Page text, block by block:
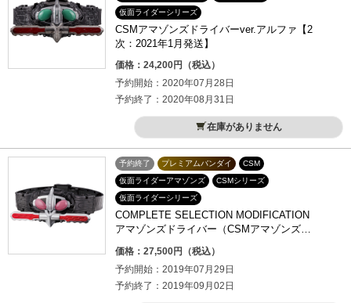
仮面ライダーシリーズ
CSMアマゾンズドライバーver.アルファ【2
次：2021年1月発送】
価格：24,200円（税込）
予約開始：2020年07月28日
予約終了：2020年08月31日
在庫がありません
予約終了 プレミアムバンダイ
CSM
仮面ライダーアマゾンズ
CSMシリーズ
仮面ライダーシリーズ
COMPLETE SELECTION MODIFICATION
アマゾンズドライバー（CSMアマゾンズド
ライバー）
価格：27,500円（税込）
予約開始：2019年07月29日
予約終了：2019年09月02日